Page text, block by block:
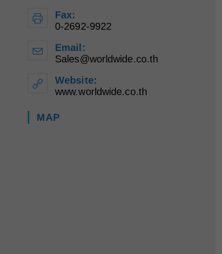
Fax:
0-2692-9922
Email:
Sales@worldwide.co.th
Website:
www.worldwide.co.th
MAP